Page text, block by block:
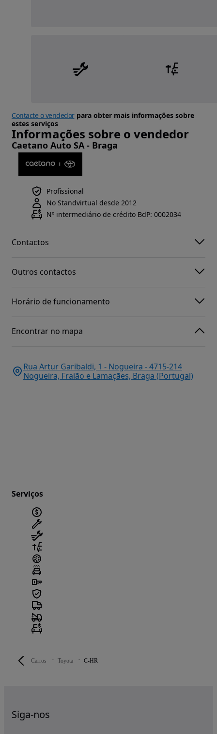
Carros Toyota C-HR
Contacte o vendedorpara obter mais informações sobre
estes serviços
Informações sobre o vendedor
Caetano Auto SA - Braga
Profissional
No Standvirtual desde 2012
Nº intermediário de crédito BdP: 0002034
Contactos
Outros contactos
Horário de funcionamento
Encontrar no mapa
Rua Artur Garibaldi, 1 - Nogueira - 4715-214
Nogueira, Fraião e Lamaçães, Braga (Portugal)
Serviços
Siga-nos